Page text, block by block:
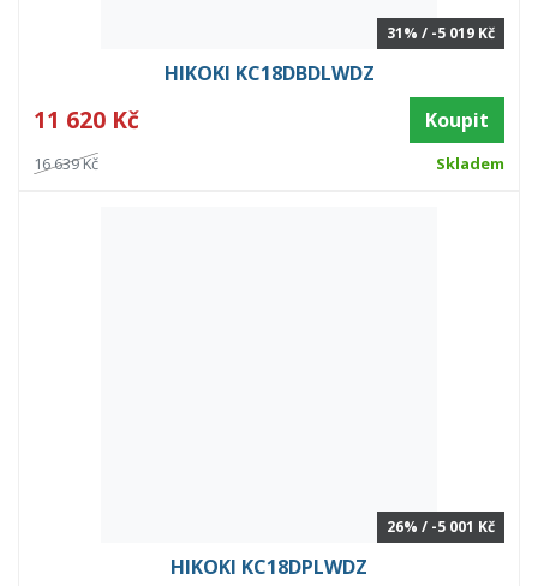
31% / -5 019 Kč
HIKOKI KC18DBDLWDZ
11 620 Kč Koupit
16 639 Kč Skladem
26% / -5 001 Kč
HIKOKI KC18DPLWDZ